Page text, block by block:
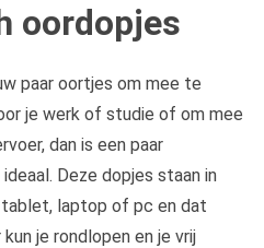
oordopjes
paar oortjes om mee te
je werk of studie of om mee
dan is een paar
Deze dopjes staan in
laptop of pc en dat
je rondlopen en je vrij